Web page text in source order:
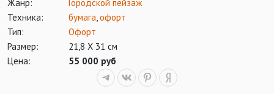
Жанр:
Городской пейзаж
Техника:
бумага офорт
Тип:
Офорт
Размер:
21,8 Х 31 см
Цена:
55 000 руб